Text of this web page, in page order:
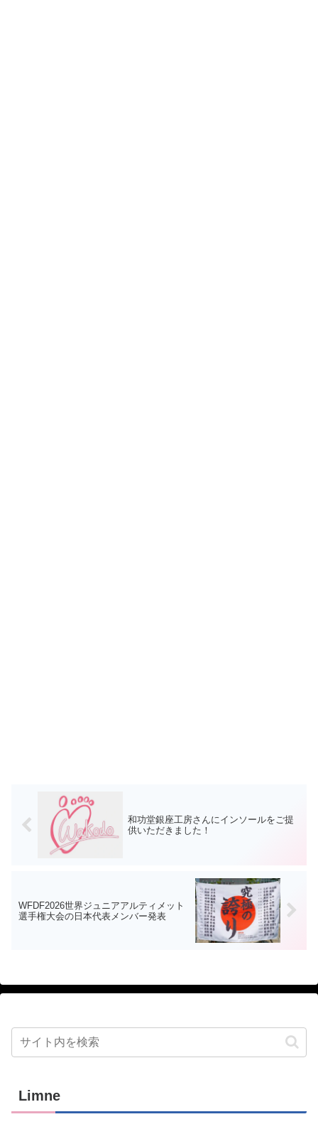
和功堂銀座工房さんにインソールをご提
供いただきました！
WFDF2026世界ジュニアアルティメット
選手権大会の日本代表メンバー発表
Limne